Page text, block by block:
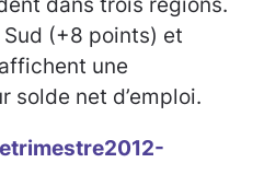
(+8 points) et
une
solde net d’emploi.